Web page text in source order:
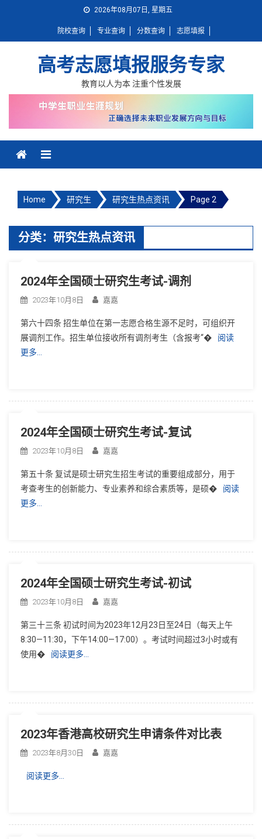
2026年08月07日, 星期五
院校查询 专业查询 分数查询 志愿填报
高考志愿填报服务专家
教育以人为本 注重个性发展
Home 研究生 研究生热点资讯 Page 2
分类：研究生热点资讯
2024年全国硕士研究生考试-调剂
2023年10月8日 嘉嘉
第六十四条 招生单位在第一志愿合格生源不足时，可组织开
展调剂工作。招生单位接收所有调剂考生（含报考“�
阅读
更多…
2024年全国硕士研究生考试-复试
2023年10月8日 嘉嘉
第五十条 复试是硕士研究生招生考试的重要组成部分，用于
考查考生的创新能力、专业素养和综合素质等，是硕�
阅读
更多…
2024年全国硕士研究生考试-初试
2023年10月8日 嘉嘉
第三十三条 初试时间为2023年12月23日至24日（每天上午
8:30—11:30，下午14:00—17:00）。考试时间超过3小时或有
使用�
阅读更多…
2023年香港高校研究生申请条件对比表
2023年8月30日 嘉嘉
阅读更多…